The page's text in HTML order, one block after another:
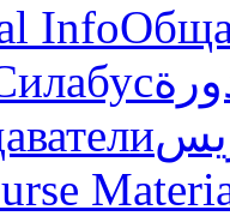
Info